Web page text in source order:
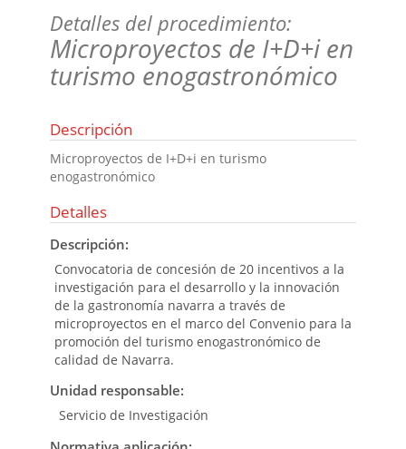
Detalles del procedimiento:
Microproyectos de I+D+i en
turismo enogastronómico
Descripción
Microproyectos de I+D+i en turismo
enogastronómico
Detalles
Descripción:
Convocatoria de concesión de 20 incentivos a la
investigación para el desarrollo y la innovación
de la gastronomía navarra a través de
microproyectos en el marco del Convenio para la
promoción del turismo enogastronómico de
calidad de Navarra.
Unidad responsable:
Servicio de Investigación